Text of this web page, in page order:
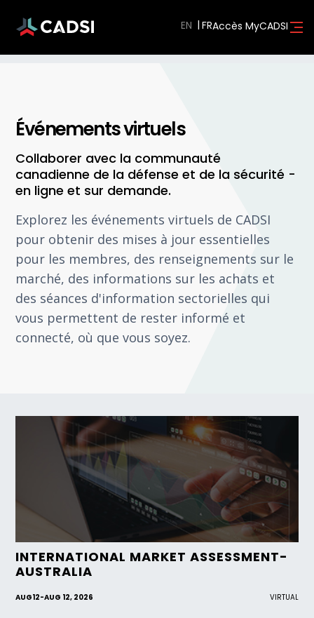
EN Accès MyCADSI
Événements virtuels
Collaborer avec la communauté
canadienne de la défense et de la sécurité -
en ligne et sur demande.
Explorez les événements virtuels de CADSI
pour obtenir des mises à jour essentielles
pour les membres, des renseignements sur le
marché, des informations sur les achats et
des séances d'information sectorielles qui
vous permettent de rester informé et
connecté, où que vous soyez.
INTERNATIONAL MARKET ASSESSMENT-
AUSTRALIA
AUG12-AUG 12, 2026 VIRTUAL